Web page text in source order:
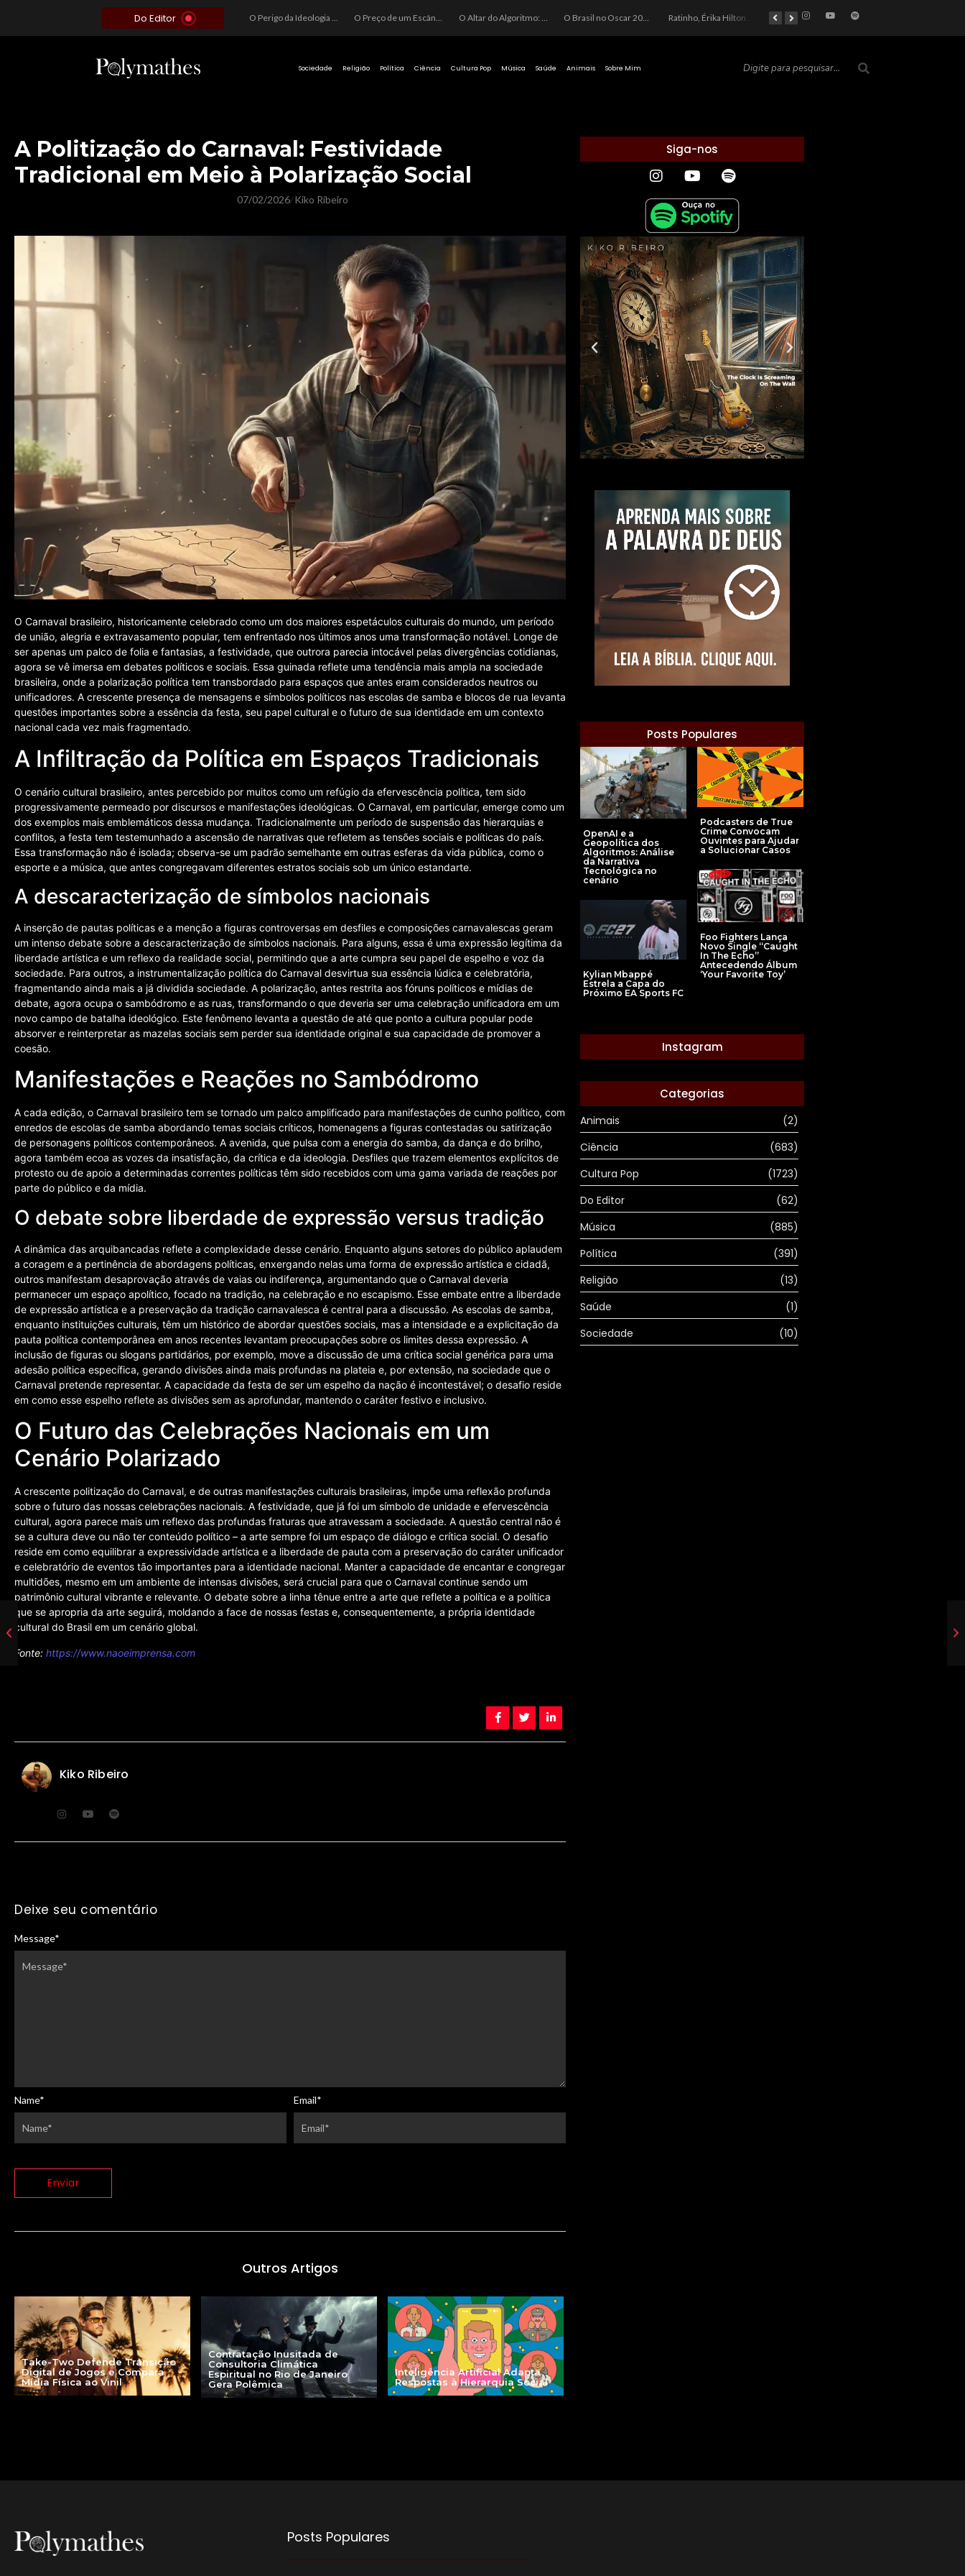
Do Editor O Perigo da Ideologia Desenfreada na Justiça: Quando a Pauta Política Substitui a Pena Criminal O Preço de um Escândalo: A Discrepância Entre o “Filme de Bolsonaro” e a Realidade do Cinema Mundial O Altar do Algoritmo: A Carência Humana e a Fabricação de Heróis no Brasil O Brasil no Oscar 2026: Entre a Cota do Politicamente Correto e a Realidade das Telas Ratinho, Érika Hilton e a Farsa Política: Quem Ganha com o Barulho no País de Bobson? As controvérsias que marcam o cenário político e econômico nacional
Sociedade Religião Política Ciência Cultura Pop Música Saúde Animais Sobre Mim
A Politização do Carnaval: Festividade
Tradicional em Meio à Polarização Social
07/02/2026/ Kiko Ribeiro
O Carnaval brasileiro, historicamente celebrado como um dos maiores espetáculos culturais do mundo, um período
de união, alegria e extravasamento popular, tem enfrentado nos últimos anos uma transformação notável. Longe de
ser apenas um palco de folia e fantasias, a festividade, que outrora parecia intocável pelas divergências cotidianas,
agora se vê imersa em debates políticos e sociais. Essa guinada reflete uma tendência mais ampla na sociedade
brasileira, onde a polarização política tem transbordado para espaços que antes eram considerados neutros ou
unificadores. A crescente presença de mensagens e símbolos políticos nas escolas de samba e blocos de rua levanta
questões importantes sobre a essência da festa, seu papel cultural e o futuro de sua identidade em um contexto
nacional cada vez mais fragmentado.
A Infiltração da Política em Espaços Tradicionais
O cenário cultural brasileiro, antes percebido por muitos como um refúgio da efervescência política, tem sido
progressivamente permeado por discursos e manifestações ideológicas. O Carnaval, em particular, emerge como um
dos exemplos mais emblemáticos dessa mudança. Tradicionalmente um período de suspensão das hierarquias e
conflitos, a festa tem testemunhado a ascensão de narrativas que refletem as tensões sociais e políticas do país.
Essa transformação não é isolada; observa-se um padrão semelhante em outras esferas da vida pública, como o
esporte e a música, que antes congregavam diferentes estratos sociais sob um único estandarte.
A descaracterização de símbolos nacionais
A inserção de pautas políticas e a menção a figuras controversas em desfiles e composições carnavalescas geram
um intenso debate sobre a descaracterização de símbolos nacionais. Para alguns, essa é uma expressão legítima da
liberdade artística e um reflexo da realidade social, permitindo que a arte cumpra seu papel de espelho e voz da
sociedade. Para outros, a instrumentalização política do Carnaval desvirtua sua essência lúdica e celebratória,
fragmentando ainda mais a já dividida sociedade. A polarização, antes restrita aos fóruns políticos e mídias de
debate, agora ocupa o sambódromo e as ruas, transformando o que deveria ser uma celebração unificadora em um
novo campo de batalha ideológico. Este fenômeno levanta a questão de até que ponto a cultura popular pode
absorver e reinterpretar as mazelas sociais sem perder sua identidade original e sua capacidade de promover a
coesão.
Manifestações e Reações no Sambódromo
A cada edição, o Carnaval brasileiro tem se tornado um palco amplificado para manifestações de cunho político, com
enredos de escolas de samba abordando temas sociais críticos, homenagens a figuras contestadas ou satirização
de personagens políticos contemporâneos. A avenida, que pulsa com a energia do samba, da dança e do brilho,
agora também ecoa as vozes da insatisfação, da crítica e da ideologia. Desfiles que trazem elementos explícitos de
protesto ou de apoio a determinadas correntes políticas têm sido recebidos com uma gama variada de reações por
parte do público e da mídia.
O debate sobre liberdade de expressão versus tradição
A dinâmica das arquibancadas reflete a complexidade desse cenário. Enquanto alguns setores do público aplaudem
a coragem e a pertinência de abordagens políticas, enxergando nelas uma forma de expressão artística e cidadã,
outros manifestam desaprovação através de vaias ou indiferença, argumentando que o Carnaval deveria
permanecer um espaço apolítico, focado na tradição, na celebração e no escapismo. Esse embate entre a liberdade
de expressão artística e a preservação da tradição carnavalesca é central para a discussão. As escolas de samba,
enquanto instituições culturais, têm um histórico de abordar questões sociais, mas a intensidade e a explicitação da
pauta política contemporânea em anos recentes levantam preocupações sobre os limites dessa expressão. A
inclusão de figuras ou slogans partidários, por exemplo, move a discussão de uma crítica social genérica para uma
adesão política específica, gerando divisões ainda mais profundas na plateia e, por extensão, na sociedade que o
Carnaval pretende representar. A capacidade da festa de ser um espelho da nação é incontestável; o desafio reside
em como esse espelho reflete as divisões sem as aprofundar, mantendo o caráter festivo e inclusivo.
O Futuro das Celebrações Nacionais em um
Cenário Polarizado
A crescente politização do Carnaval, e de outras manifestações culturais brasileiras, impõe uma reflexão profunda
sobre o futuro das nossas celebrações nacionais. A festividade, que já foi um símbolo de unidade e efervescência
cultural, agora parece mais um reflexo das profundas fraturas que atravessam a sociedade. A questão central não é
se a cultura deve ou não ter conteúdo político – a arte sempre foi um espaço de diálogo e crítica social. O desafio
reside em como equilibrar a expressividade artística e a liberdade de pauta com a preservação do caráter unificador
e celebratório de eventos tão importantes para a identidade nacional. Manter a capacidade de encantar e congregar
multidões, mesmo em um ambiente de intensas divisões, será crucial para que o Carnaval continue sendo um
patrimônio cultural vibrante e relevante. O debate sobre a linha tênue entre a arte que reflete a política e a política
que se apropria da arte seguirá, moldando a face de nossas festas e, consequentemente, a própria identidade
cultural do Brasil em um cenário global.
Fonte: https://www.naoeimprensa.com
Kiko Ribeiro
Deixe seu comentário
Message*
Name* Email*
Outros Artigos
Take-Two Defende Transição
Digital de Jogos e Compara
Mídia Física ao Vinil
Contratação Inusitada de
Consultoria Climática
Espiritual no Rio de Janeiro
Gera Polêmica
Inteligência Artificial Adapta
Respostas à Hierarquia Social
Siga-nos
Posts Populares
OpenAI e a
Geopolítica dos
Algoritmos: Análise
da Narrativa
Tecnológica no
cenário
Podcasters de True
Crime Convocam
Ouvintes para Ajudar
a Solucionar Casos
Foo Fighters Lança
Novo Single “Caught
In The Echo”
Antecedendo Álbum
‘Your Favorite Toy’
Kylian Mbappé
Estrela a Capa do
Próximo EA Sports FC
Instagram
Categorias
Animais
(2)
Ciência
(683)
Cultura Pop
(1723)
Do Editor
(62)
Música
(885)
Política
(391)
Religião
(13)
Saúde
(1)
Sociedade
(10)
Posts Populares